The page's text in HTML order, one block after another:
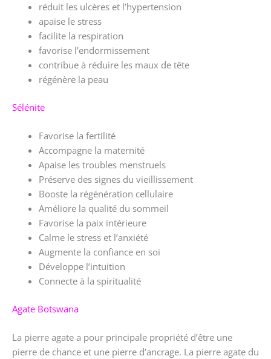
réduit les ulcères et l’hypertension
apaise le stress
facilite la respiration
favorise l’endormissement
contribue à réduire les maux de tête
régénère la peau
Sélénite
Favorise la fertilité
Accompagne la maternité
Apaise les troubles menstruels
Préserve des signes du vieillissement
Booste la régénération cellulaire
Améliore la qualité du sommeil
Favorise la paix intérieure
Calme le stress et l’anxiété
Augmente la confiance en soi
Développe l’intuition
Connecte à la spiritualité
Agate Botswana
La pierre agate a pour principale propriété d’être une
pierre de chance et une pierre d’ancrage. La pierre agate du